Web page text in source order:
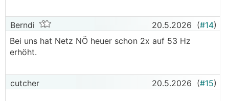
deswegen wäre es interessant gwesen wenn der
TO die Freuenz beobachtet hätte.
Berndi 20.5.2026 (#14)
Bei uns hat Netz NÖ heuer schon 2x auf 53 Hz
erhöht.
cutcher 20.5.2026 (#15)